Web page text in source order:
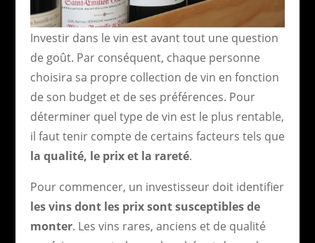
Investir dans le vin est avant tout une question
de goût. Par conséquent, chaque personne
choisira sa propre collection de vin en fonction
de son budget et de ses préférences. Pour
déterminer quel type de vin est le plus rentable,
il faut tenir compte de certains facteurs tels que
la qualité, le prix et la rareté.
Pour commencer, un investisseur doit identifier
les vins dont les prix sont susceptibles de
monter. Les vins rares, anciens et de qualité